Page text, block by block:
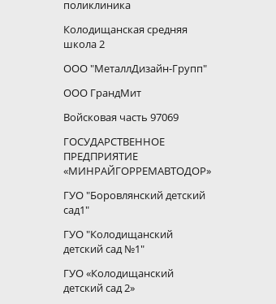
поликлиника
Колодищанская средняя
школа 2
ООО "МеталлДизайн-Групп"
ООО ГрандМит
Войсковая часть 97069
ГОСУДАРСТВЕННОЕ
ПРЕДПРИЯТИЕ
«МИНРАЙГОРРЕМАВТОДОР»
ГУО "Боровлянский детский
сад1"
ГУО "Колодищанский
детский сад №1"
ГУО «Колодищанский
детский сад 2»